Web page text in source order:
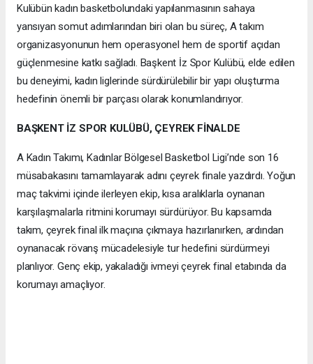
Kulübün kadın basketbolundaki yapılanmasının sahaya
yansıyan somut adımlarından biri olan bu süreç, A takım
organizasyonunun hem operasyonel hem de sportif açıdan
güçlenmesine katkı sağladı. Başkent İz Spor Kulübü, elde edilen
bu deneyimi, kadın liglerinde sürdürülebilir bir yapı oluşturma
hedefinin önemli bir parçası olarak konumlandırıyor.
BAŞKENT İZ SPOR KULÜBÜ, ÇEYREK FİNALDE
A Kadın Takımı, Kadınlar Bölgesel Basketbol Ligi’nde son 16
müsabakasını tamamlayarak adını çeyrek finale yazdırdı. Yoğun
maç takvimi içinde ilerleyen ekip, kısa aralıklarla oynanan
karşılaşmalarla ritmini korumayı sürdürüyor. Bu kapsamda
takım, çeyrek final ilk maçına çıkmaya hazırlanırken, ardından
oynanacak rövanş mücadelesiyle tur hedefini sürdürmeyi
planlıyor. Genç ekip, yakaladığı ivmeyi çeyrek final etabında da
korumayı amaçlıyor.